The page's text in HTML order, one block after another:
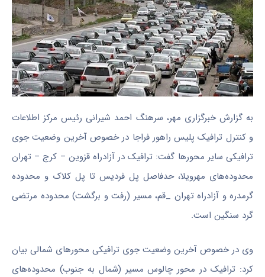
به گزارش خبرگزاری مهر، سرهنگ احمد شیرانی رئیس مرکز اطلاعات
و کنترل ترافیک پلیس راهورفراجا در خصوص آخرین وضعیت جوی
ترافیکی سایر محورها گفت: ترافیک در آزادراه قزوین – کرج – تهران
محدوده‌های مهرویلا، حدفاصل پل فردیس تا پل کلاک و محدوده
گرمدره و آزادراه تهران _قم، مسیر (رفت و برگشت) محدوده مرتضی
گرد سنگین است.
وی در خصوص آخرین وضعیت جوی ترافیکی محورهای شمالی بیان
کرد: ترافیک در محور چالوس مسیر (شمال به جنوب) محدوده‌های